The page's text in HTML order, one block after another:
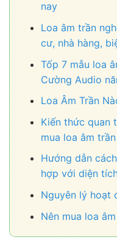
nay
Loa âm trần
cư, nhà hàng,
Tốp 7 mẫu loa
Cường Audio
Loa Âm Trần
Kiến thức quan
mua loa âm trần
Hướng dẫn
hợp với diện
Nguyên lý hoạt
Nên mua loa